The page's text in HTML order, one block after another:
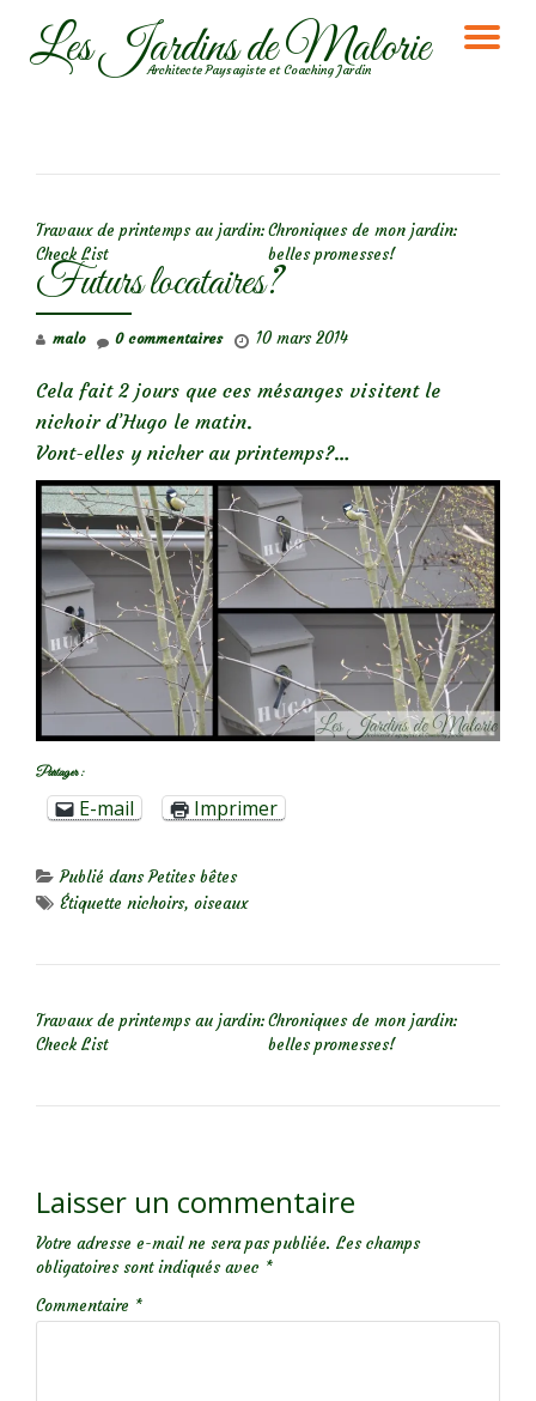
AllerLes Jardins de Malorie
Architecte Paysagiste et Coaching Jardin
Travaux de printemps au jardin:
Check List
Chroniques de mon jardin:
belles promesses!
Futurs locataires?
malo 10 mars 2014
0 commentaires
Cela fait 2 jours que ces mésanges visitent le
nichoir d’Hugo le matin.
Vont-elles y nicher au printemps?…
Partager :
E-mail Imprimer
Publié dansPetites bêtes
Étiquette nichoirs, oiseaux
Travaux de printemps au jardin:
Check List
Chroniques de mon jardin:
belles promesses!
Laisser un commentaire
Votre adresse e-mail ne sera pas publiée. Les champs
obligatoires sont indiqués avec *
Commentaire *